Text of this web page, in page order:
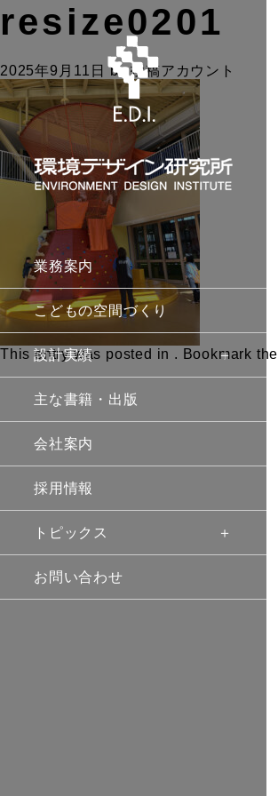
業務案内
こどもの空間づくり
設計実績
主な書籍・出版
会社案内
採用情報
トピックス
お問い合わせ
resize0201
2025年9月11日 by投稿アカウント
This entry was posted in . Bookmark the